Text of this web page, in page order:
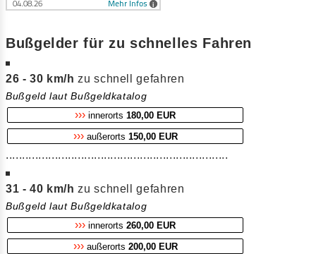
Bußgelder für zu schnelles Fahren
26 - 30 km/h zu schnell gefahren
Bußgeld laut Bußgeldkatalog
››› innerorts 180,00 EUR
›››außerorts 150,00 EUR
....................................................................
31 - 40 km/h zu schnell gefahren
Bußgeld laut Bußgeldkatalog
››› innerorts 260,00 EUR
›››außerorts 200,00 EUR